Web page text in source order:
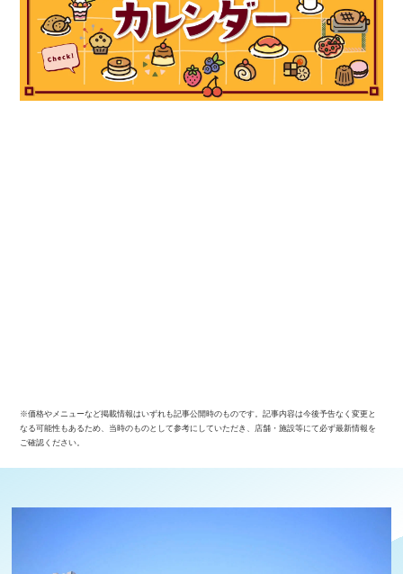
※価格やメニューなど掲載情報はいずれも記事公開時のものです。記事内容は今後予告なく変更と
なる可能性もあるため、当時のものとして参考にしていただき、店舗・施設等にて必ず最新情報を
ご確認ください。